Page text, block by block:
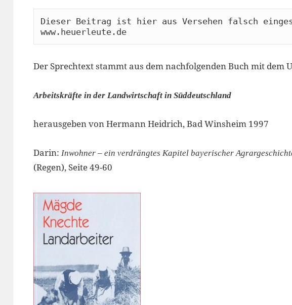
Dieser Beitrag ist hier aus Versehen falsch
www.heuerleute.de
Der Sprechtext stammt aus dem nachfolgenden Buch mit dem
Arbeitskräfte in der Landwirtschaft in Süddeutschland
herausgeben von Hermann Heidrich, Bad Winsheim 1997
Darin: Inwohner – ein verdrängtes Kapitel bayerischer
(Regen), Seite 49-60